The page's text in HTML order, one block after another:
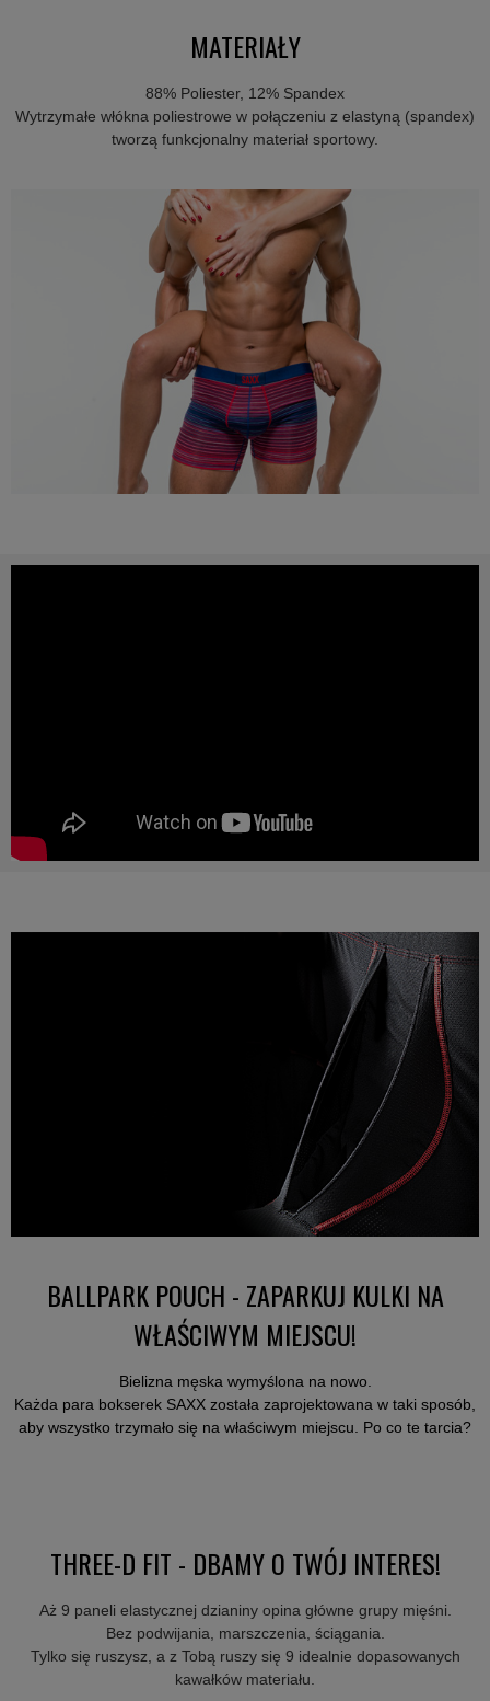
MATERIAŁY
88% Poliester, 12% Spandex
Wytrzymałe włókna poliestrowe w połączeniu z elastyną (spandex)
tworzą funkcjonalny materiał sportowy.
BALLPARK POUCH - ZAPARKUJ KULKI NA
WŁAŚCIWYM MIEJSCU!
Bielizna męska wymyślona na nowo.
Każda para bokserek SAXX została zaprojektowana w taki sposób,
aby wszystko trzymało się na właściwym miejscu. Po co te tarcia?
THREE-D FIT - DBAMY O TWÓJ INTERES!
Aż 9 paneli elastycznej dzianiny opina główne grupy mięśni.
Bez podwijania, marszczenia, ściągania.
Tylko się ruszysz, a z Tobą ruszy się 9 idealnie dopasowanych
kawałków materiału.